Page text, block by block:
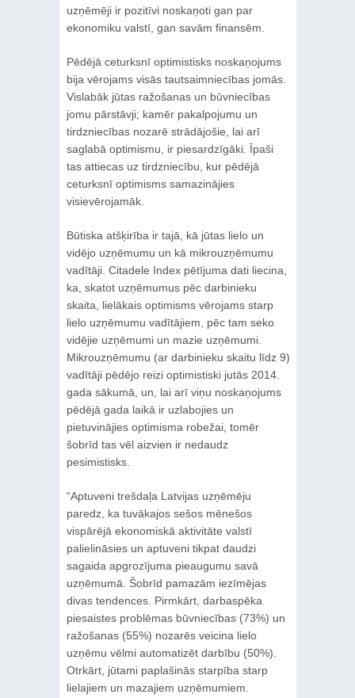
uzņēmēji ir pozitīvi noskaņoti gan par
ekonomiku valstī, gan savām finansēm.
Pēdējā ceturksnī optimistisks noskaņojums
bija vērojams visās tautsaimniecības jomās.
Vislabāk jūtas ražošanas un būvniecības
jomu pārstāvji; kamēr pakalpojumu un
tirdzniecības nozarē strādājošie, lai arī
saglabā optimismu, ir piesardzīgāki. Īpaši
tas attiecas uz tirdzniecību, kur pēdējā
ceturksnī optimisms samazinājies
visievērojamāk.
Būtiska atšķirība ir tajā, kā jūtas lielo un
vidējo uzņēmumu un kā mikrouzņēmumu
vadītāji. Citadele Index pētījuma dati liecina,
ka, skatot uzņēmumus pēc darbinieku
skaita, lielākais optimisms vērojams starp
lielo uzņēmumu vadītājiem, pēc tam seko
vidējie uzņēmumi un mazie uzņēmumi.
Mikrouzņēmumu (ar darbinieku skaitu līdz 9)
vadītāji pēdējo reizi optimistiski jutās 2014.
gada sākumā, un, lai arī viņu noskaņojums
pēdējā gada laikā ir uzlabojies un
pietuvinājies optimisma robežai, tomēr
šobrīd tas vēl aizvien ir nedaudz
pesimistisks.
“Aptuveni trešdaļa Latvijas uzņēmēju
paredz, ka tuvākajos sešos mēnešos
vispārējā ekonomiskā aktivitāte valstī
palielināsies un aptuveni tikpat daudzi
sagaida apgrozījuma pieaugumu savā
uzņēmumā. Šobrīd pamazām iezīmējas
divas tendences. Pirmkārt, darbaspēka
piesaistes problēmas būvniecības (73%) un
ražošanas (55%) nozarēs veicina lielo
uzņēmu vēlmi automatizēt darbību (50%).
Otrkārt, jūtami paplašinās starpība starp
lielajiem un mazajiem uzņēmumiem.